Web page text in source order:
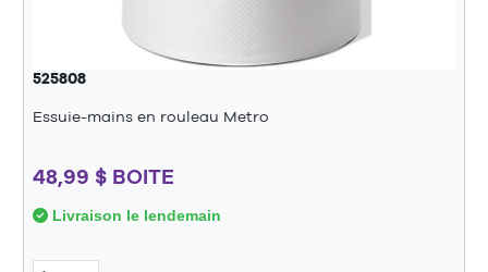
525808
Essuie-mains en rouleau Metro
48,99 $ BOITE
Livraison le lendemain